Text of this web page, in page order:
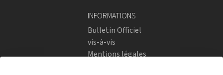
INFORMATIONS
Bulletin Officiel
vis-à-vis
Mentions légales